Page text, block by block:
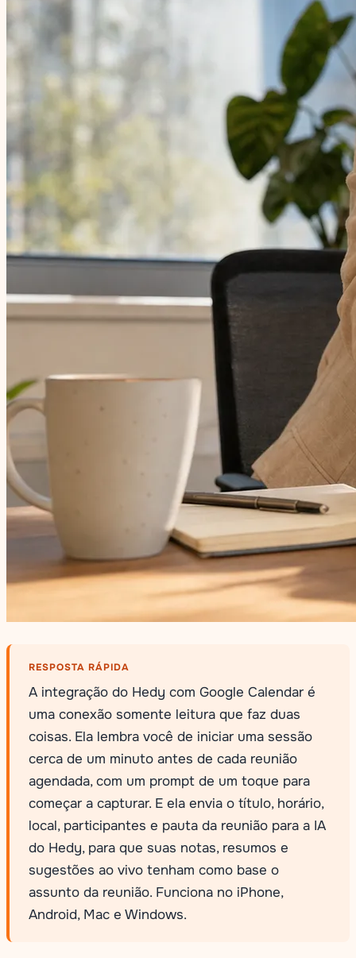
RESPOSTA RÁPIDA
A integração do Hedy com Google Calendar é
uma conexão somente leitura que faz duas
coisas. Ela lembra você de iniciar uma sessão
cerca de um minuto antes de cada reunião
agendada, com um prompt de um toque para
começar a capturar. E ela envia o título, horário,
local, participantes e pauta da reunião para a IA
do Hedy, para que suas notas, resumos e
sugestões ao vivo tenham como base o
assunto da reunião. Funciona no iPhone,
Android, Mac e Windows.